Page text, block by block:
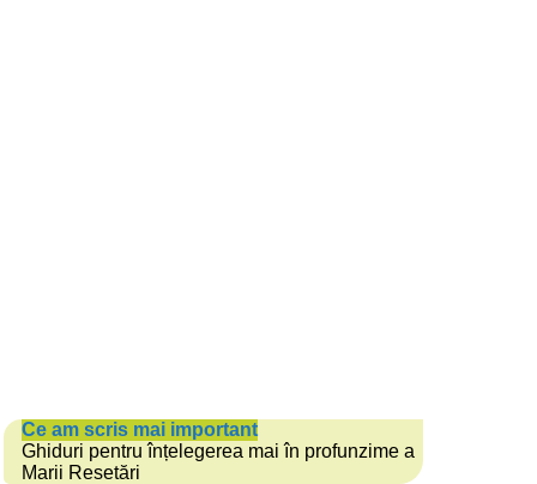
Ce am scris mai important
Ghiduri pentru înțelegerea mai în profunzime a
Marii Resetări